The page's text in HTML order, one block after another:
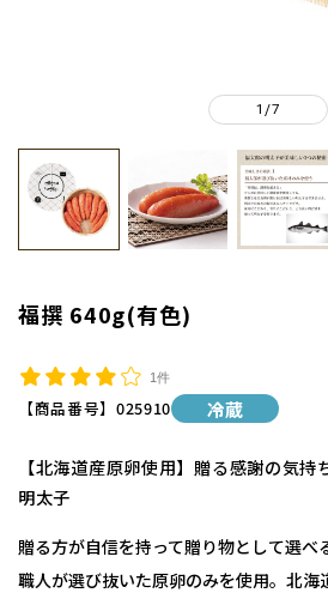
1 /7
福撰 640g(有色)
1件
【商品番号】 025910 冷蔵
【北海道産原卵使用】贈る感謝の気
明太子
贈る方が自信を持って贈り物として選べ
職人が選び抜いた原卵のみを使用。北海